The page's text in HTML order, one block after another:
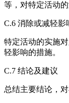
等，对特定活动
C.6 消除或减轻影
特定活动的实施
轻影响的措施。
C.7 结论及建议
总结主要结论，